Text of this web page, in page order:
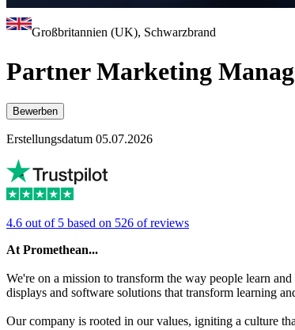
Großbritannien (UK), Schwarzbrand
Partner Marketing
Bewerben
Erstellungsdatum 05.07.2026
4.6 out of 5 based on 526 of reviews
At Promethean...
We're on a mission to transform the way people learn
displays and software solutions that transform learning
Our company is rooted in our values, igniting a culture